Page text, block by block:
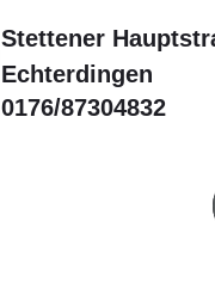
Stettener
Echterdingen
0176/87304832